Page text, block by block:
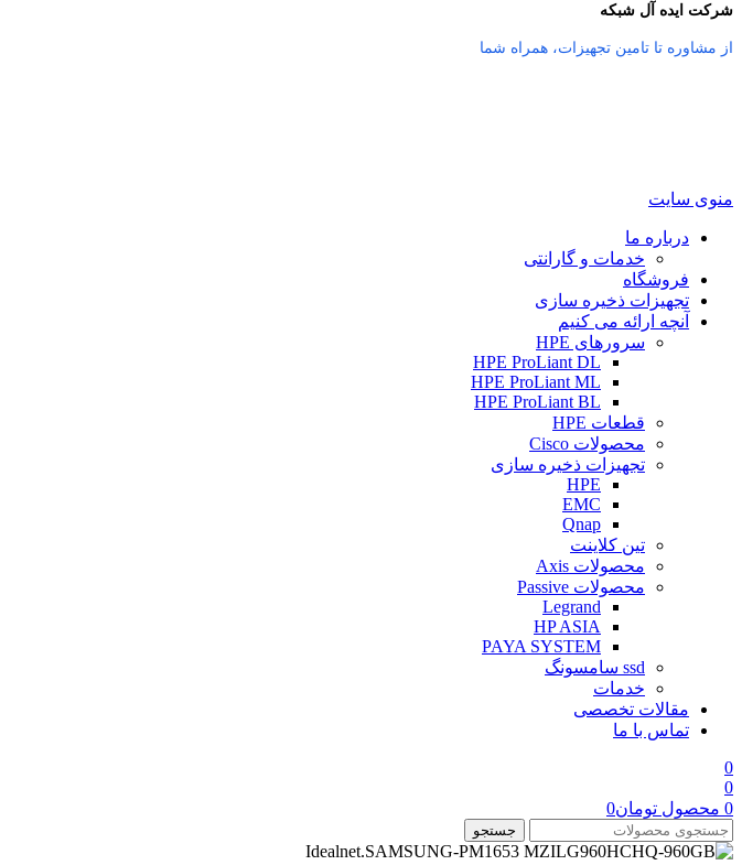
شرکت ایده آل شبکه
از مشاوره تا تامین تجهیزات، همراه شما
منوی سایت
درباره ما
خدمات و گارانتی
فروشگاه
تجهیزات ذخیره سازی
آنچه ارائه می کنیم
سرورهای HPE
HPE ProLiant DL
HPE ProLiant ML
HPE ProLiant BL
قطعات HPE
محصولات Cisco
تجهیزات ذخیره سازی
HPE
EMC
Qnap
تین کلاینت
محصولات Axis
محصولات Passive
Legrand
HP ASIA
PAYA SYSTEM
ssd سامسونگ
خدمات
مقالات تخصصی
تماس با ما
0
0
0 محصول تومان0
جستجو